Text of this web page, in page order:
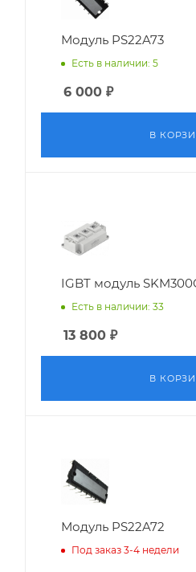
Модуль PS22A73
Есть в наличии: 5
6 000 ₽
В
IGBT модуль
Есть в наличии: 33
13 800 ₽
В
Модуль PS22A72
Под заказ 3-4 недели